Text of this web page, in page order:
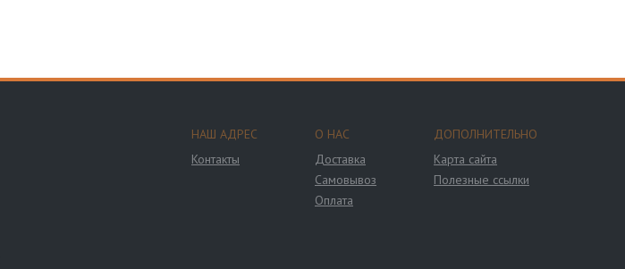
НАШ АДРЕС
Контакты
О НАС
Доставка
Самовывоз
Оплата
ДОПОЛНИТЕЛЬНО
Карта сайта
Полезные ссылки